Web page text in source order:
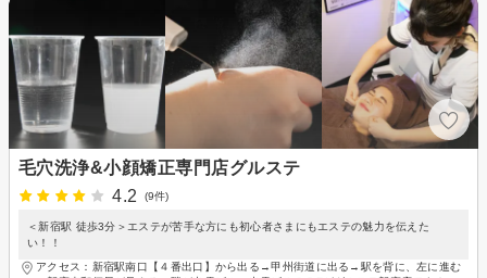
毛穴洗浄&小顔矯正専門店グルステ
4.2
(9件)
＜新宿駅 徒歩3分＞エステが苦手な方にも初心者さまにもエステの魅力を伝えた
い！！
アクセス：新宿駅南口【４番出口】から出る→甲州街道に出る→駅を背に、左に進む